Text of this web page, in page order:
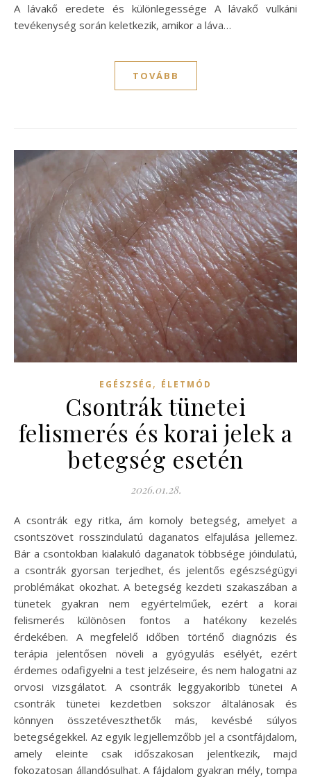
A lávakő eredete és különlegessége A lávakő vulkáni
tevékenység során keletkezik, amikor a láva…
TOVÁBB
EGÉSZSÉG , ÉLETMÓD
Csontrák tünetei
felismerés és korai jelek a
betegség esetén
2026.01.28.
A csontrák egy ritka, ám komoly betegség, amelyet a
csontszövet rosszindulatú daganatos elfajulása jellemez.
Bár a csontokban kialakuló daganatok többsége jóindulatú,
a csontrák gyorsan terjedhet, és jelentős egészségügyi
problémákat okozhat. A betegség kezdeti szakaszában a
tünetek gyakran nem egyértelműek, ezért a korai
felismerés különösen fontos a hatékony kezelés
érdekében. A megfelelő időben történő diagnózis és
terápia jelentősen növeli a gyógyulás esélyét, ezért
érdemes odafigyelni a test jelzéseire, és nem halogatni az
orvosi vizsgálatot. A csontrák leggyakoribb tünetei A
csontrák tünetei kezdetben sokszor általánosak és
könnyen összetéveszthetők más, kevésbé súlyos
betegségekkel. Az egyik legjellemzőbb jel a csontfájdalom,
amely eleinte csak időszakosan jelentkezik, majd
fokozatosan állandósulhat. A fájdalom gyakran mély, tompa